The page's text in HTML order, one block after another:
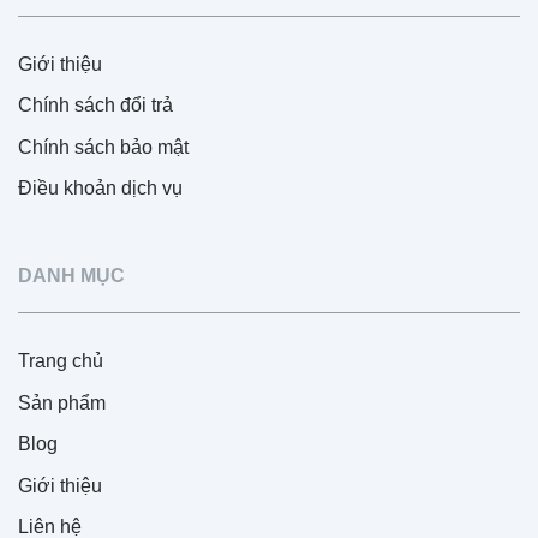
Giới thiệu
Chính sách đổi trả
Chính sách bảo mật
Điều khoản dịch vụ
DANH MỤC
Trang chủ
Sản phẩm
Blog
Giới thiệu
Liên hệ